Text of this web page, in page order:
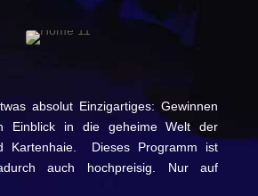
absolut Einzigartiges: Gewinnen
Einblick in die geheime Welt der
Kartenhaie. Dieses Programm ist
auch hochpreisig. Nur auf